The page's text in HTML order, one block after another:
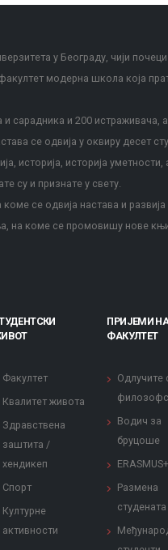
у Београду, чији
модерна школа која
сарадника и 200 истраживача,
се одвија у оквиру десет
историја, историја
су и признате у свету.
се одвија настава и
на коме се промовишу нове
Факултет
Квалитет живота
Здравствена
заштита /
хендикеп
Спорт
Културне
активности
ПРИЈЕМИ
ФАКУЛТЕТ
Одлучите
Водич за
бруцоше
ERASMUS+
Размена
студената